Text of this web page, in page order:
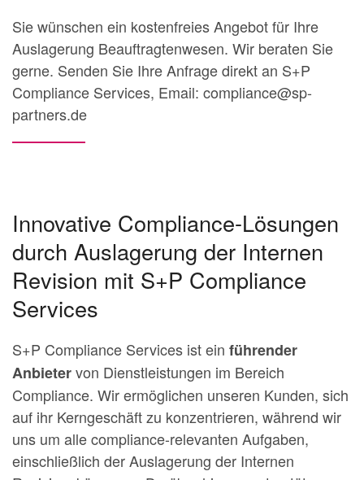
Sie wünschen ein kostenfreies Angebot für Ihre
Auslagerung Beauftragtenwesen. Wir beraten Sie
gerne. Senden Sie Ihre Anfrage direkt an S+P
Compliance Services, Email: compliance@sp-
partners.de
Innovative Compliance-Lösungen
durch Auslagerung der Internen
Revision mit S+P Compliance
Services
S+P Compliance Services ist ein führender
Anbietervon Dienstleistungen im Bereich
Compliance. Wir ermöglichen unseren Kunden, sich
auf ihr Kerngeschäft zu konzentrieren, während wir
uns um alle compliance-relevanten Aufgaben,
einschließlich der Auslagerung der Internen